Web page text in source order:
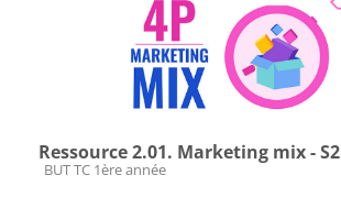
Ressource 2.01. Marketing mix - S2
Catégorie de cours
BUT TC 1ère année